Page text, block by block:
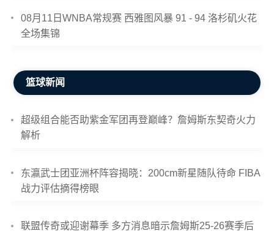
08月11日WNBA常规赛 西雅图风暴 91 - 94 洛杉矶火花
全场集锦
篮球新闻
超级组合能否助紫金军团再登巅峰？詹姆斯东契奇火力
解析
东瀛武士团亚洲杯阵容揭晓：200cm新星随队待命 FIBA
战力评估摘得榜眼
联盟传奇或迎谢幕季 多方消息暗示詹姆斯25-26赛季后